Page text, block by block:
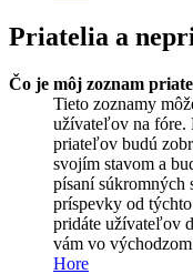
Priatelia a
Čo je môj zoznam
Tieto zoznamy
užívateľov na fóre.
priateľov budú
svojím stavom a
písaní súkromných
príspevky od
pridáte užívateľov
vám vo
Hore